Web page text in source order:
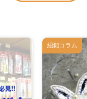
紐釦コラム